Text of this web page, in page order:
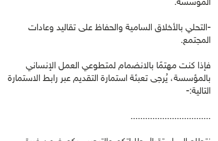
المؤسسة.
-التحلي بالأخلاق السامية والحفاظ على تقاليد وعادات
المجتمع.
فإذا كنت مهتمًا بالانضمام لمتطوعي العمل الإنساني
بالمؤسسة، يُرجى تعبئة استمارة التقديم عبر رابط الاستمارة
التالية:-
.................................